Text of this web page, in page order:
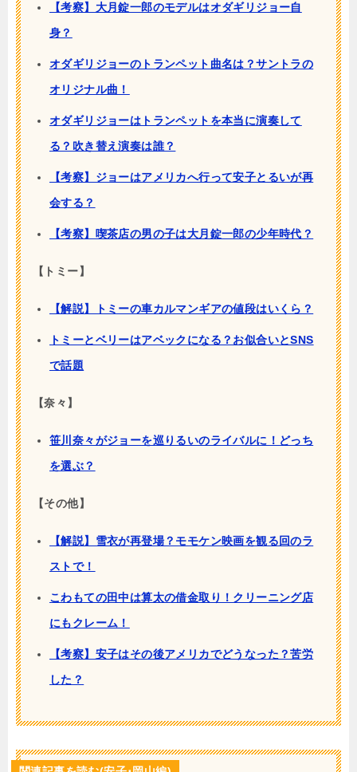
【考察】大月錠一郎のモデルはオダギリジョー自
身？
オダギリジョーのトランペット曲名は？サントラの
オリジナル曲！
オダギリジョーはトランペットを本当に演奏して
る？吹き替え演奏は誰？
【考察】ジョーはアメリカへ行って安子とるいが再
会する？
【考察】喫茶店の男の子は大月錠一郎の少年時代？
【トミー】
【解説】トミーの車カルマンギアの値段はいくら？
トミーとベリーはアベックになる？お似合いとSNS
で話題
【奈々】
笹川奈々がジョーを巡りるいのライバルに！どっち
を選ぶ？
【その他】
【解説】雪衣が再登場？モモケン映画を観る回のラ
ストで！
こわもての田中は算太の借金取り！クリーニング店
にもクレーム！
【考察】安子はその後アメリカでどうなった？苦労
した？